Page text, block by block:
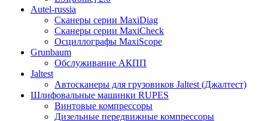
Autel-russia
Сканеры серии MaxiDiag
Сканеры серии MaxiCheck
Осциллографы MaxiScope
Grunbaum
Обслуживание АКПП
Jaltest
Автосканеры для грузовиков Jaltest (Джалтест)
Шлифовальные машинки RUPES
Винтовые компрессоры
Дизельные передвижные компрессоры